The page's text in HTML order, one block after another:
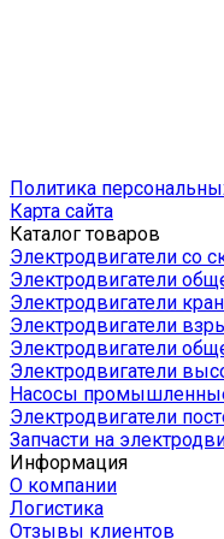
Политика
Карта сайта
Каталог товаров
Электродвигатели со
Электродвигатели
Электродвигатели
Электродвигатели
Электродвигатели
Электродвигатели
Насосы
Электродвигатели
Запчасти на
Информация
О компании
Логистика
Отзывы клиентов